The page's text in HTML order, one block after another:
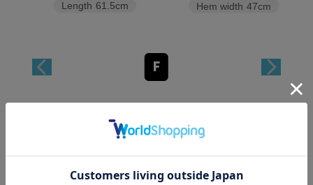
Hem width 47cm
Length 61.5cm
F
アイテム詳細